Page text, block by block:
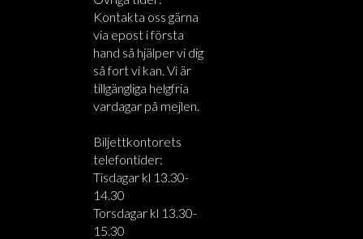
Kontakta oss gärna
via epost i första
hand så hjälper vi dig
så fort vi kan. Vi är
tillgängliga helgfria
vardagar på mejlen.
Biljettkontorets
telefontider:
Tisdagar kl 13.30-
14.30
Torsdagar kl 13.30-
15.30